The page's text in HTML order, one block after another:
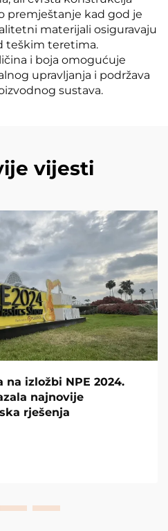
premještanje kad god je
materijali osiguravaju
teškim teretima.
i boja omogućuje
upravljanja i podržava
sustava.
vijesti
izložbi NPE 2024.
najnovije
rješenja